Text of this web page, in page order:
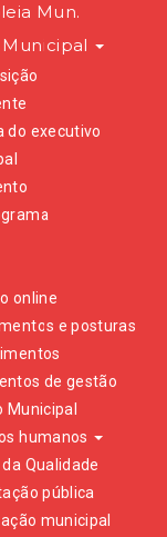
Mun.
Municipal
do executivo
online
e posturas
de gestão
Municipal
humanos
Qualidade
pública
municipal